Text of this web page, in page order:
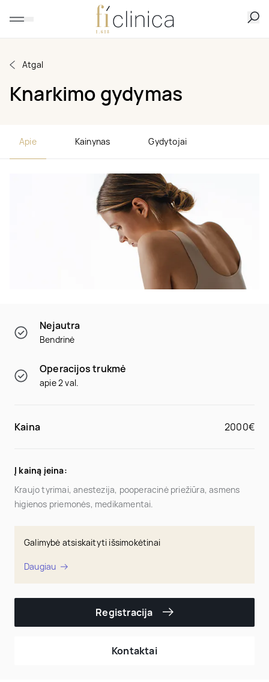
Atgal
Knarkimo gydymas
Apie Kainynas Gydytojai
Nejautra
Bendrinė
Operacijos trukmė
apie 2 val.
Kaina 2000€
Į kainą įeina:
Kraujo tyrimai, anestezija, pooperacinė priežiūra, asmens
higienos priemonės, medikamentai.
Galimybė atsiskaityti išsimokėtinai
Daugiau
Registracija
Kontaktai